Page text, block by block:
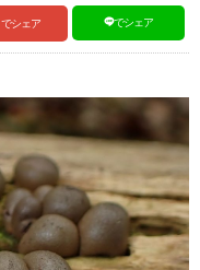
でシェア でシェア